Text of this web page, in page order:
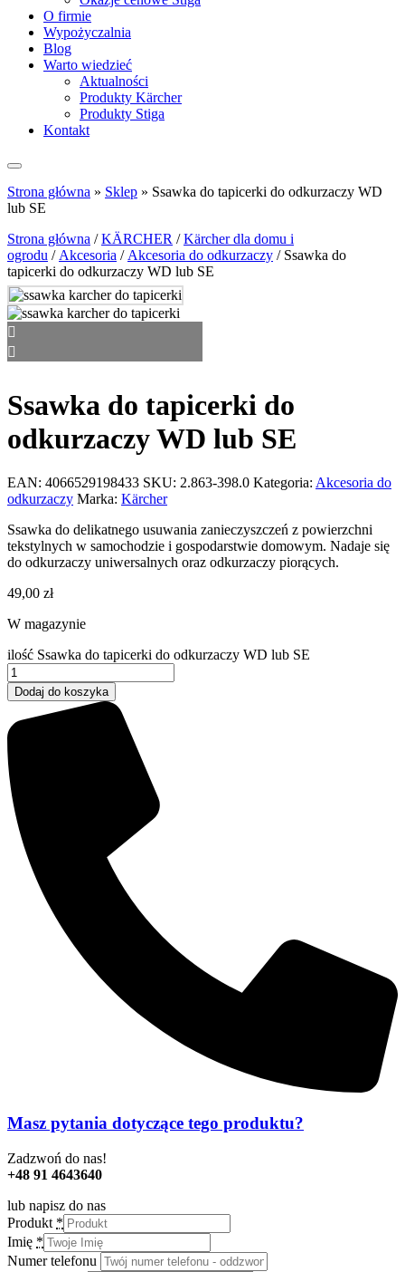
O firmie
Wypożyczalnia
Blog
Warto wiedzieć
Aktualności
Produkty Kärcher
Produkty Stiga
Kontakt
Strona główna » Sklep » Ssawka do tapicerki do odkurzaczy WD
lub SE
Strona główna /KÄRCHER /Kärcher dla domu i
ogrodu / Akcesoria / Akcesoria do odkurzaczy / Ssawka do
tapicerki do odkurzaczy WD lub SE
Ssawka do tapicerki do
odkurzaczy WD lub SE
EAN: 4066529198433 SKU: 2.863-398.0 Kategoria: Akcesoria do
odkurzaczy Marka: Kärcher
Ssawka do delikatnego usuwania zanieczyszczeń z powierzchni
tekstylnych w samochodzie i gospodarstwie domowym. Nadaje się
do odkurzaczy uniwersalnych oraz odkurzaczy piorących.
49,00 zł
W magazynie
ilość Ssawka do tapicerki do odkurzaczy WD lub SE
Dodaj do koszyka
Masz pytania dotyczące tego produktu?
Zadzwoń do nas!
+48 91 4643640
lub napisz do nas
Produkt *
Imię *
Numer telefonu